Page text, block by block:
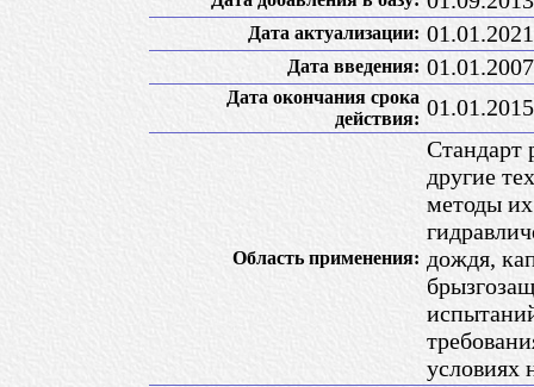
Дата актуализации: 01.01.2021
Дата введения: 01.01.2007
Дата окончания срока
действия: 01.01.2015
Область применения:
Стандарт
другие
методы их
дождя,
условиях